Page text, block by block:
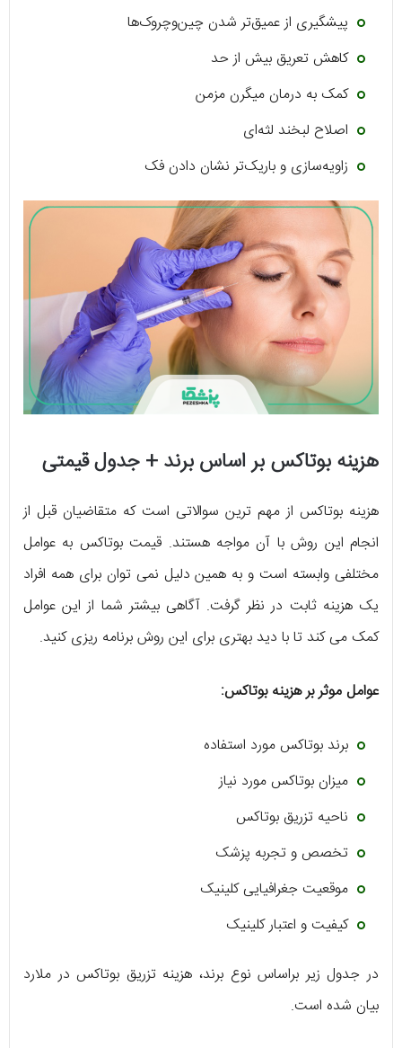
پیشگیری از عمیق‌تر شدن چین‌وچروک‌ها
کاهش تعریق بیش از حد
کمک به درمان میگرن مزمن
اصلاح لبخند لثه‌ای
زاویه‌سازی و باریک‌تر نشان دادن فک
هزینه بوتاکس بر اساس برند + جدول قیمتی
هزینه بوتاکس از مهم ترین سوالاتی است که متقاضیان قبل از
انجام این روش با آن مواجه هستند. قیمت بوتاکس به عوامل
مختلفی وابسته است و به همین دلیل نمی توان برای همه افراد
یک هزینه ثابت در نظر گرفت. آگاهی بیشتر شما از این عوامل
کمک می کند تا با دید بهتری برای این روش برنامه ریزی کنید.
عوامل موثر بر هزینه بوتاکس:
برند بوتاکس مورد استفاده
میزان بوتاکس مورد نیاز
ناحیه تزریق بوتاکس
تخصص و تجربه پزشک
موقعیت جغرافیایی کلینیک
کیفیت و اعتبار کلینیک
در جدول زیر براساس نوع برند، هزینه تزریق بوتاکس در ملارد
بیان شده است.